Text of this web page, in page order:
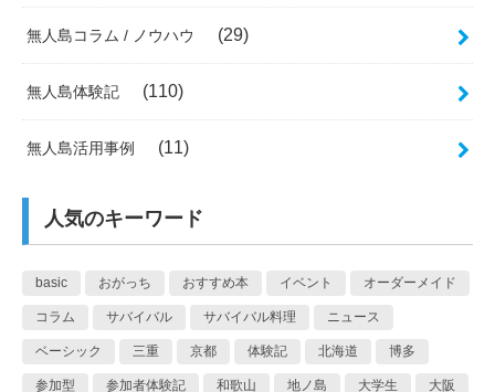
無人島コラム / ノウハウ (29)
無人島体験記 (110)
無人島活用事例 (11)
人気のキーワード
basic おがっち おすすめ本 イベント オーダーメイド
コラム サバイバル サバイバル料理 ニュース
ベーシック 三重 京都 体験記 北海道 博多
参加型 参加者体験記 和歌山 地ノ島 大学生 大阪